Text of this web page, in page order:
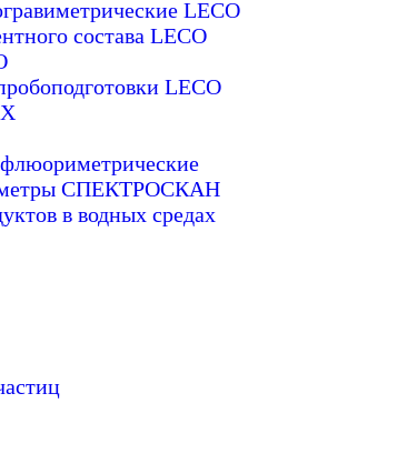
LECO
состава LECO
LECO
СПЕКТРОСКАН
в водных средах